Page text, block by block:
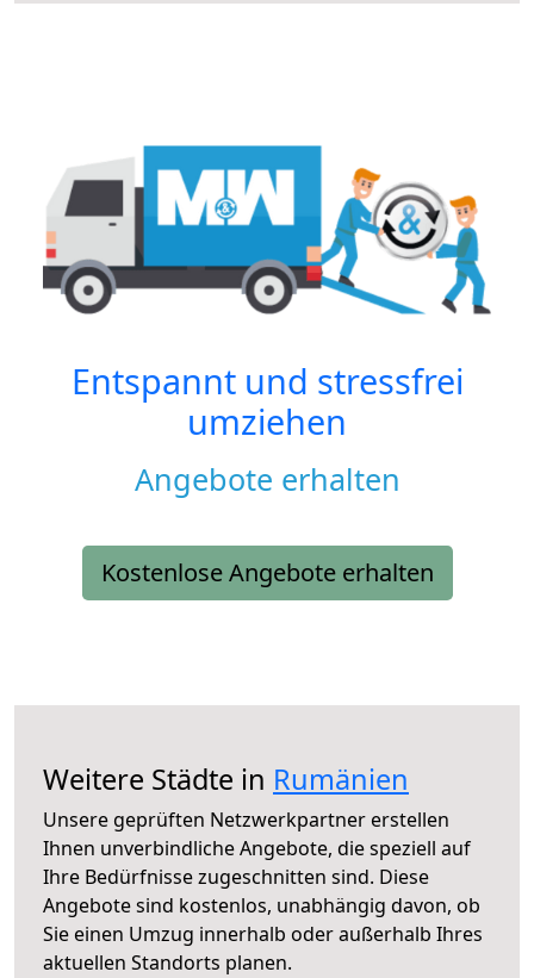
Entspannt und stressfrei
umziehen
Angebote erhalten
Kostenlose Angebote erhalten
Weitere Städte in Rumänien
Unsere geprüften Netzwerkpartner erstellen
Ihnen unverbindliche Angebote, die speziell auf
Ihre Bedürfnisse zugeschnitten sind. Diese
Angebote sind kostenlos, unabhängig davon, ob
Sie einen Umzug innerhalb oder außerhalb Ihres
aktuellen Standorts planen.